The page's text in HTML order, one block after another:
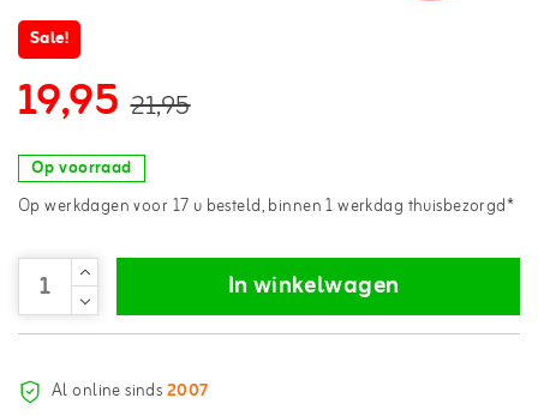
Sale!
19,95 21,95
Op voorraad
Op werkdagen voor 17 u besteld, binnen 1 werkdag thuisbezorgd*
In winkelwagen
Al online sinds2007